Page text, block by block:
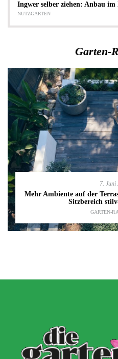
Ingwer selber ziehen: Anbau
NUTZGARTEN
Garten-
7. Juni
Mehr Ambiente auf der
Sitzbereich
GARTEN-